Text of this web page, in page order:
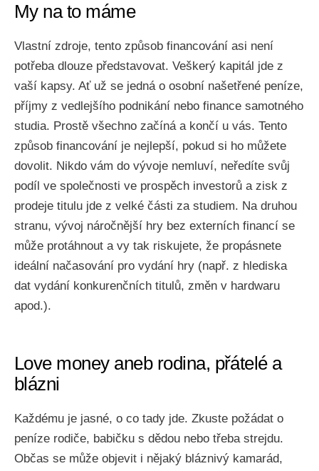
My na to máme
Vlastní zdroje, tento způsob financování asi není
potřeba dlouze představovat. Veškerý kapitál jde z
vaší kapsy. Ať už se jedná o osobní našetřené peníze,
příjmy z vedlejšího podnikání nebo finance samotného
studia. Prostě všechno začíná a končí u vás. Tento
způsob financování je nejlepší, pokud si ho můžete
dovolit. Nikdo vám do vývoje nemluví, neředíte svůj
podíl ve společnosti ve prospěch investorů a zisk z
prodeje titulu jde z velké části za studiem. Na druhou
stranu, vývoj náročnější hry bez externích financí se
může protáhnout a vy tak riskujete, že propásnete
ideální načasování pro vydání hry (např. z hlediska
dat vydání konkurenčních titulů, změn v hardwaru
apod.).
Love money aneb rodina, přátelé a
blázni
Každému je jasné, o co tady jde. Zkuste požádat o
peníze rodiče, babičku s dědou nebo třeba strejdu.
Občas se může objevit i nějaký bláznivý kamarád,